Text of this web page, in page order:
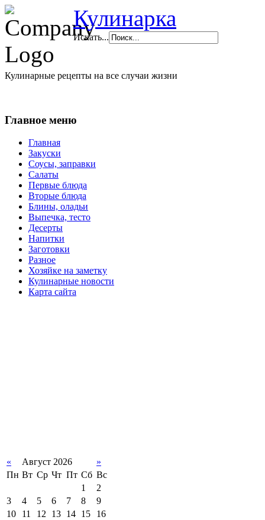
Кулинарка
Искать...
Кулинарные рецепты на все случаи жизни
Главное меню
Главная
Закуски
Соусы, заправки
Салаты
Первые блюда
Вторые блюда
Блины, оладьи
Выпечка, тесто
Десерты
Напитки
Заготовки
Разное
Хозяйке на заметку
Кулинарные новости
Карта сайта
« Август 2026
»
Пн Вт Ср Чт Пт Сб Вс
1
2
3
4 5 6 7 8
9
10
11 12 13 14 15
16